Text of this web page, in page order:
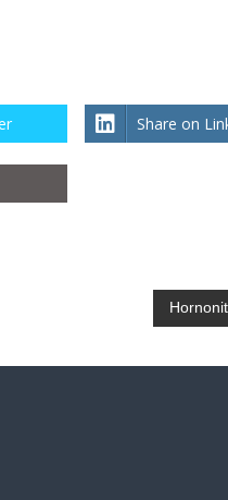
Share on